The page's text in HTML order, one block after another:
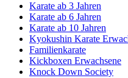
Karate ab 3 Jahren
Karate ab 6 Jahren
Karate ab 10 Jahren
Kyokushin Karate
Familienkarate
Kickboxen Erwachsene
Knock Down Society